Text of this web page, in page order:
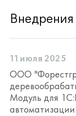
Внедрения
11 июля 2025
ООО
Модуль для